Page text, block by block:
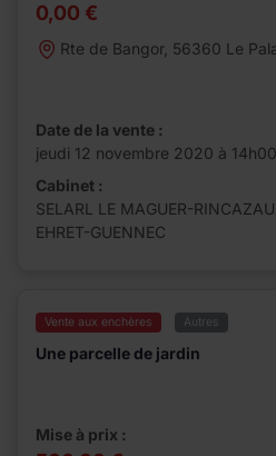
0,00 €
Rte de Bangor, 56360 Le
Date de la vente :
jeudi 12 novembre 2020 à 14h00
Cabinet :
SELARL LE MAGUER-
EHRET-GUENNEC
Vente aux enchères Autres
Une parcelle de jardin
Mise à prix :